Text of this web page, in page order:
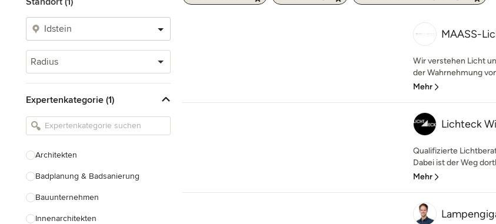
Radius
Expertenkategorie (1)
Architekten
Badplanung & Badsanierung
Bauunternehmen
Innenarchitekten
MAASS-
Wir verstehen Licht
der Wahrnehmung
Mehr
Lichteck
Qualifizierte
Dabei ist der Weg
Mehr